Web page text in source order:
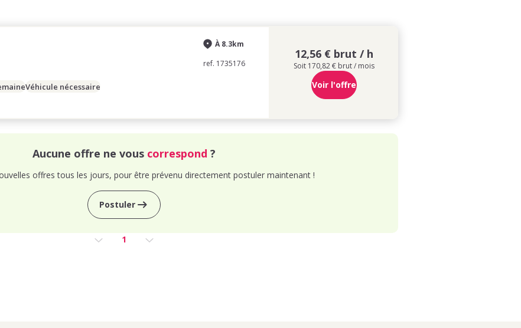
À 8.3km
ref. 1735176
Véhicule nécessaire
12,56 € brut / h
Soit 170,82 € brut / mois
Voir l'offre
Aucune offre ne vous correspond ?
offres tous les jours, pour être prévenu directement postuler maintenant !
Postuler
1